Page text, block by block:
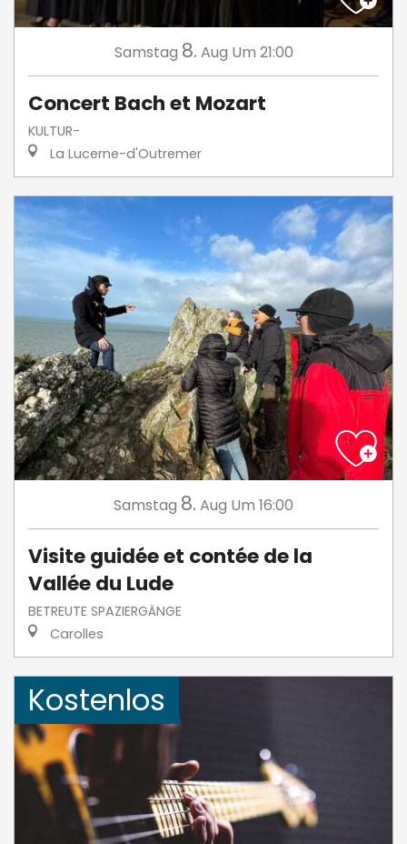
Samstag 8. Aug Um 21:00
Concert Bach et Mozart
KULTUR-
La Lucerne-d'Outremer
Samstag 8. Aug Um 16:00
Visite guidée et contée de la
Vallée du Lude
BETREUTE SPAZIERGÄNGE
Carolles
Kostenlos